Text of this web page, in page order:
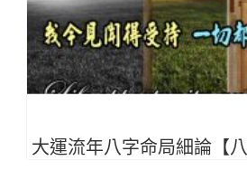
大運流年八字命局細論【八